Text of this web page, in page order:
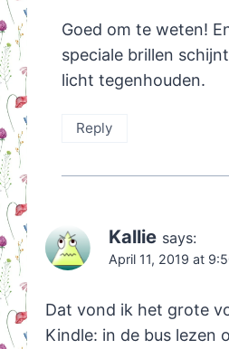
Goed om te weten!
speciale brillen
licht tegenhouden.
Reply
Kallie says:
April 11, 2019 at
Dat vond ik het grote
Kindle: in de bus lezen